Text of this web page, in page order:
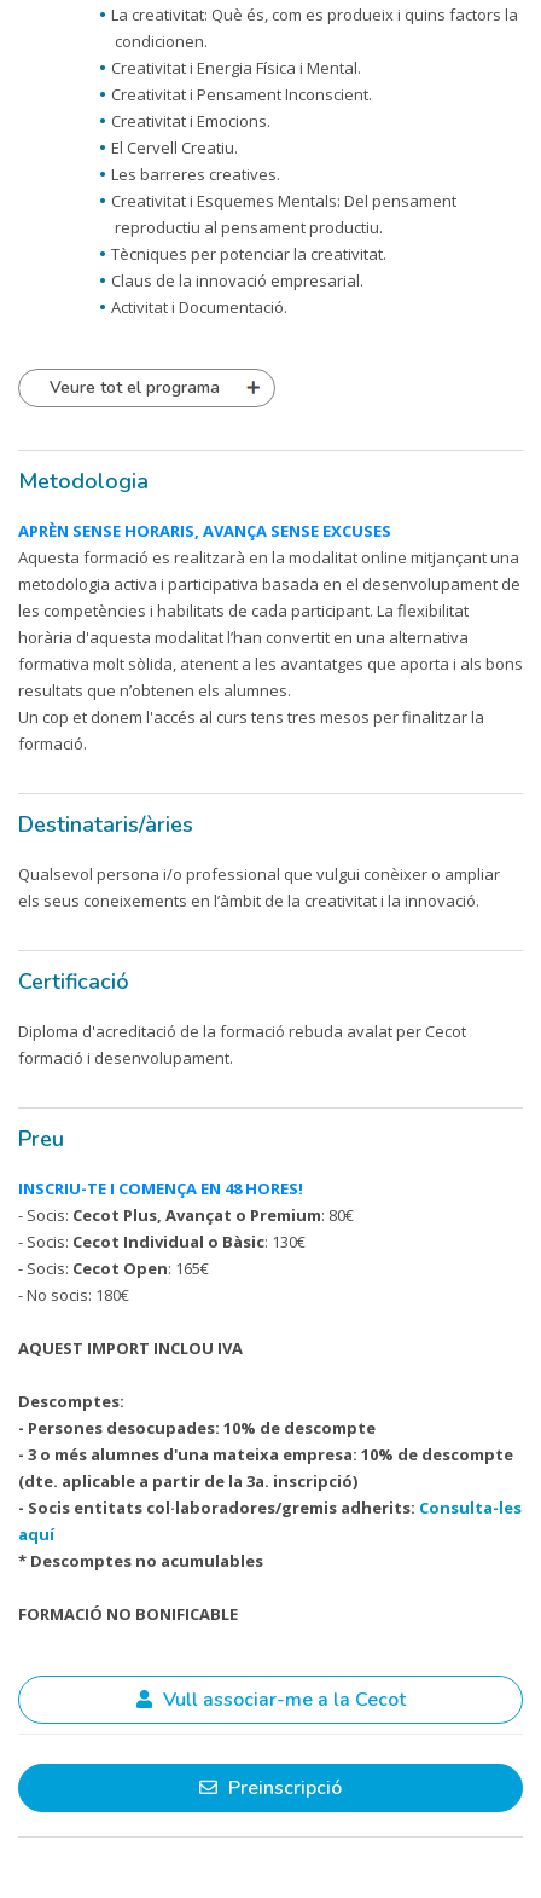
La creativitat: Què és, com es produeix i quins factors la
condicionen.
Creativitat i Energia Física i Mental.
Creativitat i Pensament Inconscient.
Creativitat i Emocions.
El Cervell Creatiu.
Les barreres creatives.
Creativitat i Esquemes Mentals: Del pensament
reproductiu al pensament productiu.
Tècniques per potenciar la creativitat.
Claus de la innovació empresarial.
Activitat i Documentació.
Veure tot el programa
Metodologia
APRÈN SENSE HORARIS, AVANÇA SENSE EXCUSES
Aquesta formació es realitzarà en la modalitat online mitjançant una
metodologia activa i participativa basada en el desenvolupament de
les competències i habilitats de cada participant. La flexibilitat
horària d'aquesta modalitat l’han convertit en una alternativa
formativa molt sòlida, atenent a les avantatges que aporta i als bons
resultats que n’obtenen els alumnes.
Un cop et donem l'accés al curs tens tres mesos per finalitzar la
formació.
Destinataris/àries
Qualsevol persona i/o professional que vulgui conèixer o ampliar
els seus coneixements en l’àmbit de la creativitat i la innovació.
Certificació
Diploma d'acreditació de la formació rebuda avalat per Cecot
formació i desenvolupament.
Preu
INSCRIU-TE I COMENÇA EN 48 HORES!
- Socis: Cecot Plus, Avançat o Premium: 80€
- Socis: Cecot Individual o Bàsic: 130€
- Socis: Cecot Open: 165€
- No socis: 180€
AQUEST IMPORT INCLOU IVA
Descomptes:
- Persones desocupades: 10% de descompte
- 3 o més alumnes d'una mateixa empresa: 10% de descompte
(dte. aplicable a partir de la 3a. inscripció)
- Socis entitats col·laboradores/gremis adherits: Consulta-les
aquí
* Descomptes no acumulables
FORMACIÓ NO BONIFICABLE
Vull associar-me a la Cecot
Preinscripció